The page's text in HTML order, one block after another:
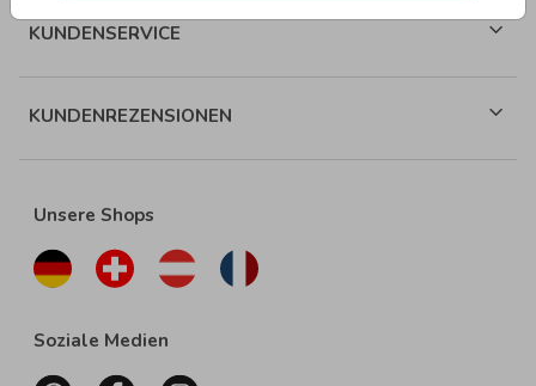
KUNDENSERVICE
KUNDENREZENSIONEN
Unsere Shops
Soziale Medien